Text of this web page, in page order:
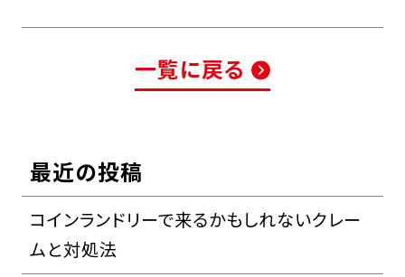
一覧に戻る
最近の投稿
コインランドリーで来るかもしれないクレー
ムと対処法